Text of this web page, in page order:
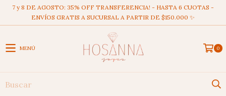
7 y 8 DE AGOSTO: 35% OFF TRANSFERENCIA! - HASTA 6 CUOTAS -
ENVÍOS GRATIS A SUCURSAL A PARTIR DE $150.000 ✨
MENÚ 0